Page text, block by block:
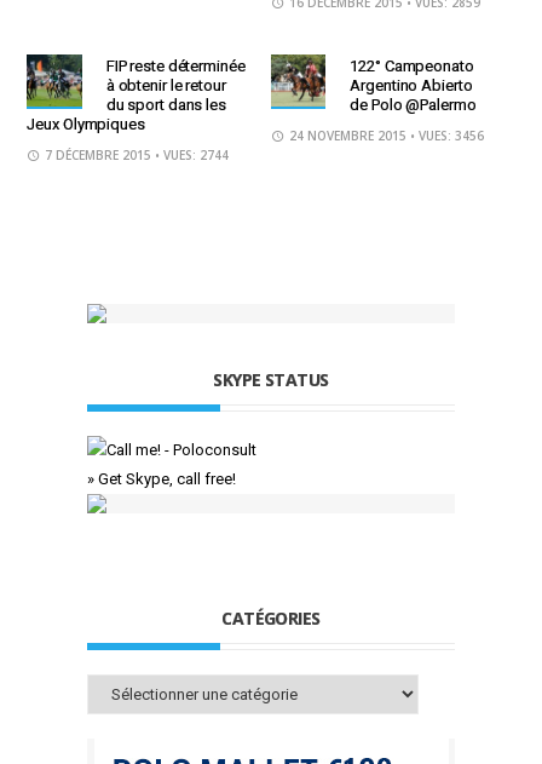
FIP reste déterminée
à obtenir le retour
du sport dans les
Jeux Olympiques
7 DÉCEMBRE 2015 • VUES: 2744
122° Campeonato
Argentino Abierto
de Polo @Palermo
24 NOVEMBRE 2015 • VUES: 3456
SKYPE STATUS
» Get Skype, call free!
CATÉGORIES
Catégories